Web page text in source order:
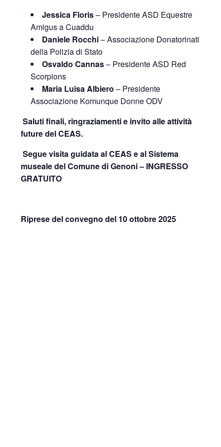
Jessica Floris– Presidente ASD Equestre
Amigus a Cuaddu
Daniele Rocchi– Associazione Donatorinati
della Polizia di Stato
Osvaldo Cannas– Presidente ASD Red
Scorpions
Maria Luisa Albiero – Presidente
Associazione Komunque Donne ODV
Saluti finali, ringraziamenti e invito alle attività
future del CEAS.
Segue visita guidata al CEAS e al Sistema
museale del Comune di Genoni – INGRESSO
GRATUITO
Riprese del convegno del 10 ottobre 2025